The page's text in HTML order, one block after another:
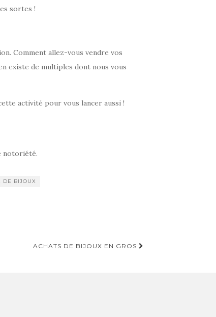
sortes !
Comment allez-vous vendre vos
existe de multiples dont nous vous
activité pour vous lancer aussi !
notoriété.
DE BIJOUX
ACHATS DE BIJOUX EN GROS